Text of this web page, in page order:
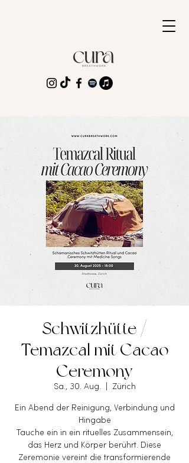
Schwitzhütte /
Temazcal mit Cacao
Ceremony
Sa., 30. Aug. Zürich
Ein Abend der Reinigung, Verbindung und
Hingabe
Tauche ein in ein rituelles Zusammensein,
das Herz und Körper berührt. Diese
Zeremonie vereint die transformierende